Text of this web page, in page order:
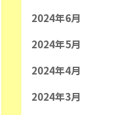
2024年6月
2024年5月
2024年4月
2024年3月